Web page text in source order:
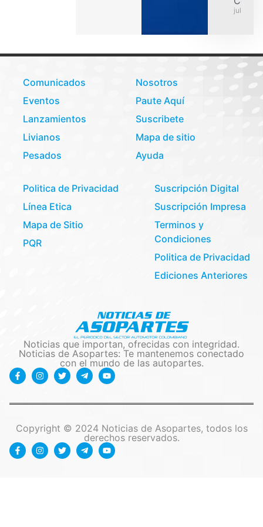
julio 31,
Comunicados
Eventos
Lanzamientos
Livianos
Pesados
Nosotros
Paute Aquí
Suscribete
Mapa de sitio
Ayuda
Politica de Privacidad
Línea Etica
Mapa de Sitio
PQR
Suscripción Digital
Suscripción Impresa
Terminos y
Condiciones
Politica de Privacidad
Ediciones Anteriores
Noticias que importan, ofrecidas con integridad.
Noticias de Asopartes: Te mantenemos conectado
con el mundo de las autopartes.
Copyright © 2024 Noticias de Asopartes, todos los
derechos reservados.